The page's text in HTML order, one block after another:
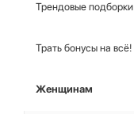
Трендовые подборки
Трать бонусы на всё!
Женщинам